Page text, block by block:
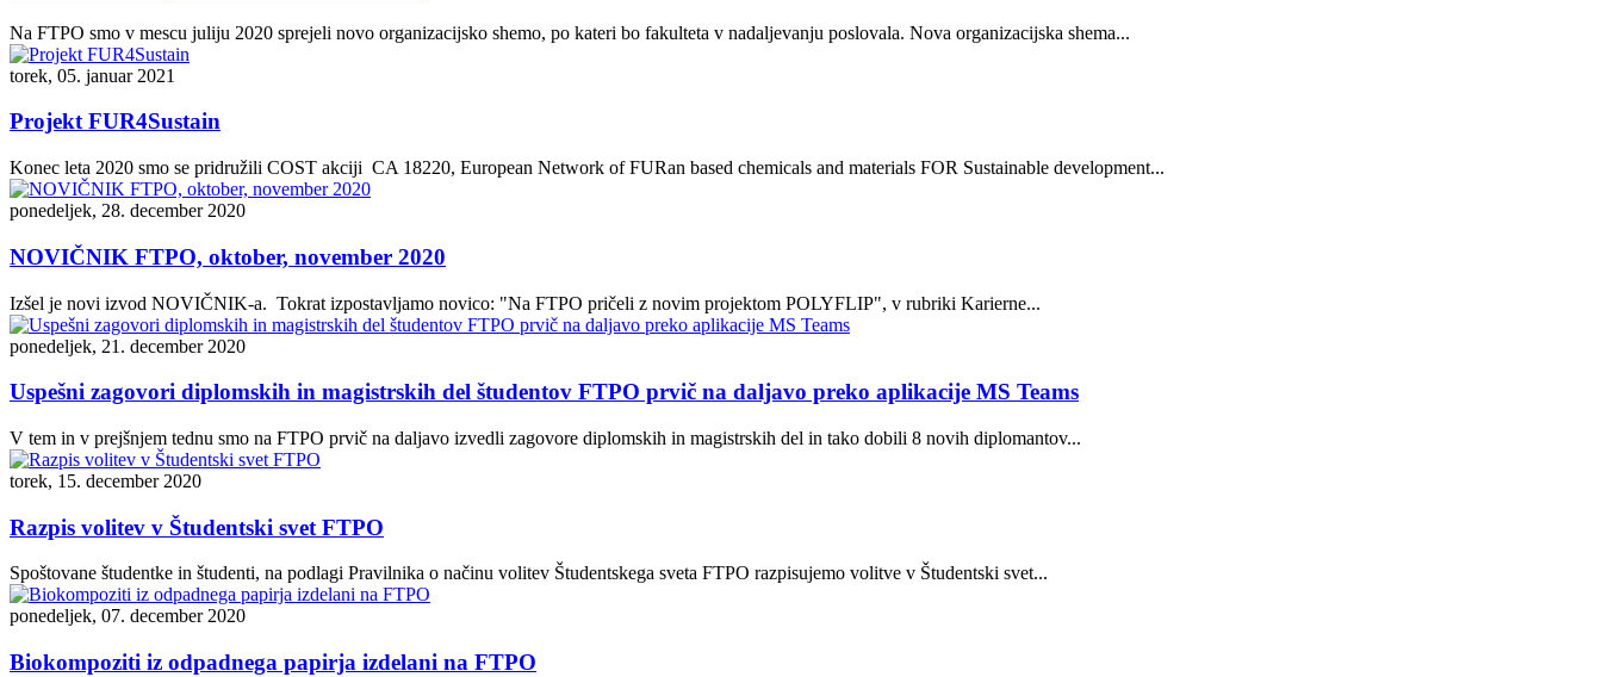
Na FTPO smo v mescu juliju 2020 sprejeli novo organizacijsko shemo, po kateri bo fakulteta v nadaljevanju poslovala. Nova organizacijska shema...
torek, 05. januar 2021
Projekt FUR4Sustain
Konec leta 2020 smo se pridružili COST akciji CA 18220, European Network of FURan based chemicals and materials FOR Sustainable development...
ponedeljek, 28. december 2020
NOVIČNIK FTPO, oktober, november 2020
Izšel je novi izvod NOVIČNIK-a. Tokrat izpostavljamo novico: "Na FTPO pričeli z novim projektom POLYFLIP", v rubriki Karierne...
ponedeljek, 21. december 2020
Uspešni zagovori diplomskih in magistrskih del študentov FTPO prvič na daljavo preko aplikacije MS Teams
V tem in v prejšnjem tednu smo na FTPO prvič na daljavo izvedli zagovore diplomskih in magistrskih del in tako dobili 8 novih diplomantov...
torek, 15. december 2020
Razpis volitev v Študentski svet FTPO
Spoštovane študentke in študenti, na podlagi Pravilnika o načinu volitev Študentskega sveta FTPO razpisujemo volitve v Študentski svet...
ponedeljek, 07. december 2020
Biokompoziti iz odpadnega papirja izdelani na FTPO